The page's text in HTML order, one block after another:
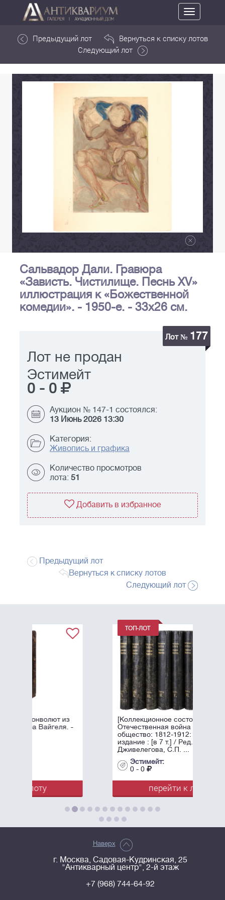
Toggle
navigation
Предыдущий лот
Вернуться к списку лотов
Следующий лот
Сальвадор Дали. Гравюра
«Зависть. Чистилище. Песнь ХV»
иллюстрация к «Божественной
комедии». - 1950-е. - 33х26 см.
Лот № 177
Лот не продан
Эстимейт
0 - 0
Аукцион № 147-1 состоялся:
13 Июнь 2026 13:30
Категория:
Живопись и графика
Количество просмотров
лота: 51
Добавить в избранное
Предыдущий лот
Вернуться к списку лотов
Следующий лот
[Коллекционное состояние].
Отечественная война и русское
общество: 1812-1912: Юбилейное
издание : [в 7 т.] / Ред. А.К.
Дживелегова, С.П. ...
Наверх
г. Москва, Садовая-Кудринская, 25
"Антикварный центр", 2-й этаж
+7 (968) 744-64-92